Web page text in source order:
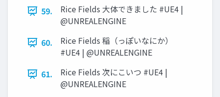
59.
Rice Fields 大体できました #UE4 |
@UNREALENGINE
60.
Rice Fields 稲（っぽいなにか）
#UE4 | @UNREALENGINE
61.
Rice Fields 次にこいつ #UE4 |
@UNREALENGINE